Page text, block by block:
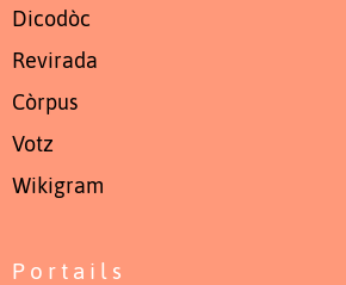
Dicodòc
Revirada
Còrpus
Votz
Wikigram
Portails